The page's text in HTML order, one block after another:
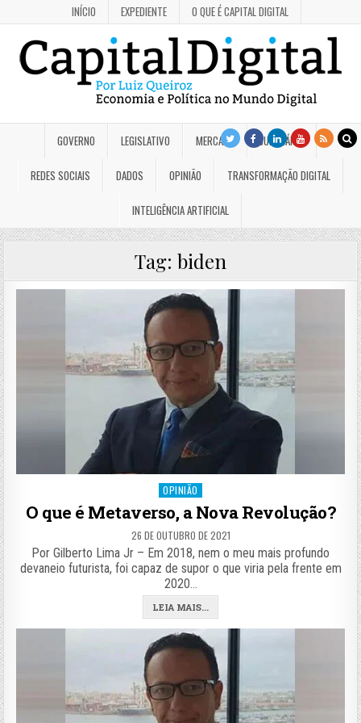
INÍCIO EXPEDIENTE O QUE É CAPITAL DIGITAL
GOVERNO LEGISLATIVO MERCADO JUDICIÁRIO
REDES SOCIAIS DADOS OPINIÃO TRANSFORMAÇÃO DIGITAL
INTELIGÊNCIA ARTIFICIAL
Tag: biden
Posted
OPINIÃO
O que é Metaverso, a Nova Revolução?
26 DE OUTUBRO DE 2021
Por Gilberto Lima Jr – Em 2018, nem o meu mais profundo
devaneio futurista, foi capaz de supor o que viria pela frente em
2020…
LEIA MAIS...